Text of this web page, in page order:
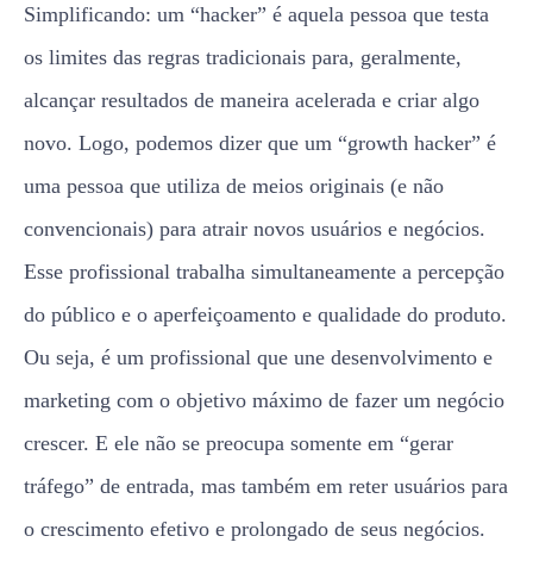
Simplificando: um “hacker” é aquela pessoa que testa
os limites das regras tradicionais para, geralmente,
alcançar resultados de maneira acelerada e criar algo
novo. Logo, podemos dizer que um “growth hacker” é
uma pessoa que utiliza de meios originais (e não
convencionais) para atrair novos usuários e negócios.
Esse profissional trabalha simultaneamente a percepção
do público e o aperfeiçoamento e qualidade do produto.
Ou seja, é um profissional que une desenvolvimento e
marketing com o objetivo máximo de fazer um negócio
crescer. E ele não se preocupa somente em “gerar
tráfego” de entrada, mas também em reter usuários para
o crescimento efetivo e prolongado de seus negócios.